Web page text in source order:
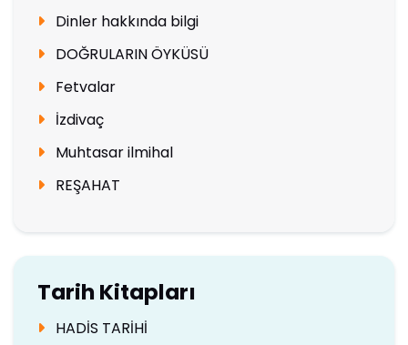
Dinler hakkında bilgi
DOĞRULARIN ÖYKÜSÜ
Fetvalar
İzdivaç
Muhtasar ilmihal
REŞAHAT
Tarih Kitapları
HADİS TARİHİ